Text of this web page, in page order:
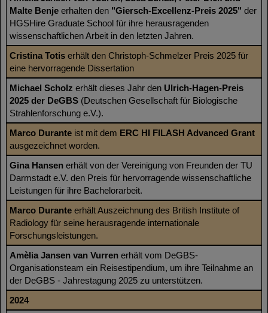
Malte Benje erhalten den "Giersch-Excellenz-Preis 2025" der
HGSHire Graduate School für ihre herausragenden
wissenschaftlichen Arbeit in den letzten Jahren.
Cristina Totis erhält den Christoph-Schmelzer Preis 2025 für
eine hervorragende Dissertation
Michael Scholz erhält dieses Jahr den Ulrich-Hagen-Preis
2025 der DeGBS (Deutschen Gesellschaft für Biologische
Strahlenforschung e.V.).
Marco Durante ist mit dem ERC HI FlLASH Advanced Grant
ausgezeichnet worden.
Gina Hansen erhält von der Vereinigung von Freunden der TU
Darmstadt e.V. den Preis für hervorragende wissenschaftliche
Leistungen für ihre Bachelorarbeit.
Marco Durante erhält Auszeichnung des British Institute of
Radiology für seine herausragende internationale
Forschungsleistungen.
Amèlia Jansen van Vurren erhält vom DeGBS-
Organisationsteam ein Reisestipendium, um ihre Teilnahme an
der DeGBS - Jahrestagung 2025 zu unterstützen.
2024